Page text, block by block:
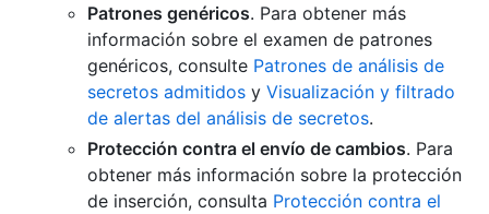
Patrones genéricos. Para obtener más
información sobre el examen de patrones
genéricos, consulte Patrones de análisis de
secretos admitidos y Visualización y filtrado
de alertas del análisis de secretos.
Protección contra el envío de cambios. Para
obtener más información sobre la protección
de inserción, consulta Protección contra el